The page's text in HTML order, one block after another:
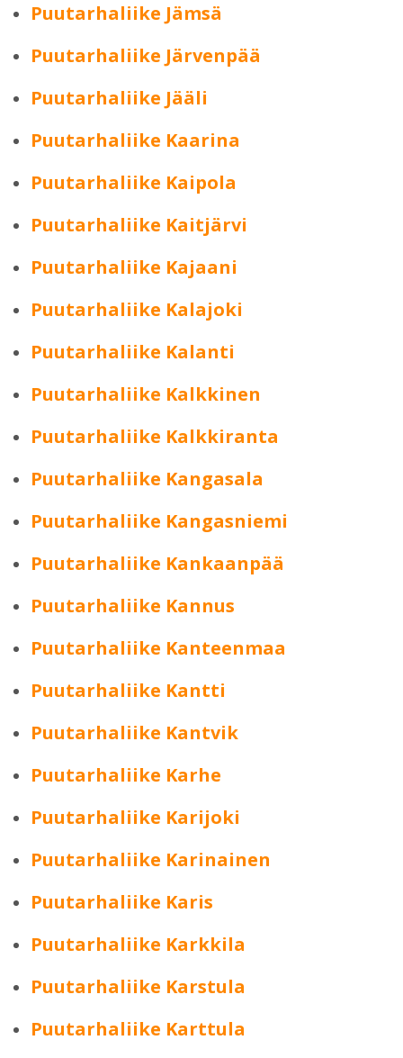
Puutarhaliike Jämsä
Puutarhaliike Järvenpää
Puutarhaliike Jääli
Puutarhaliike Kaarina
Puutarhaliike Kaipola
Puutarhaliike Kaitjärvi
Puutarhaliike Kajaani
Puutarhaliike Kalajoki
Puutarhaliike Kalanti
Puutarhaliike Kalkkinen
Puutarhaliike Kalkkiranta
Puutarhaliike Kangasala
Puutarhaliike Kangasniemi
Puutarhaliike Kankaanpää
Puutarhaliike Kannus
Puutarhaliike Kanteenmaa
Puutarhaliike Kantti
Puutarhaliike Kantvik
Puutarhaliike Karhe
Puutarhaliike Karijoki
Puutarhaliike Karinainen
Puutarhaliike Karis
Puutarhaliike Karkkila
Puutarhaliike Karstula
Puutarhaliike Karttula